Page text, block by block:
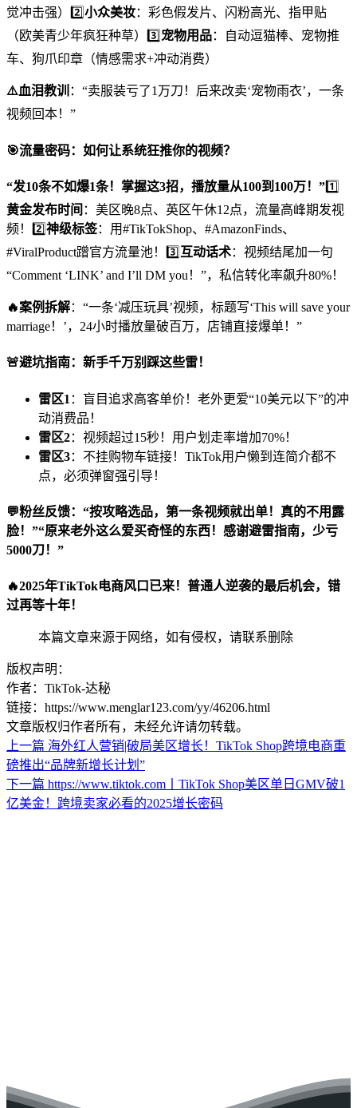
觉冲击强）2️⃣ 小众美妆：彩色假发片、闪粉高光、指甲贴
（欧美青少年疯狂种草）3️⃣ 宠物用品：自动逗猫棒、宠物推
车、狗爪印章（情感需求+冲动消费）
⚠️血泪教训 ：“卖服装亏了1万刀！后来改卖‘宠物雨衣’，一条
视频回本！”
🎯流量密码：如何让系统狂推你的视频？
“发10条不如爆1条！掌握这3招，播放量从100到100万！”1️⃣
黄金发布时间 ：美区晚8点、英区午休12点，流量高峰期发视
频！2️⃣神级标签：用#TikTokShop、#AmazonFinds、
#ViralProduct蹭官方流量池！3️⃣ 互动话术：视频结尾加一句
“Comment ‘LINK’ and I’ll DM you！”，私信转化率飙升80%！
🔥案例拆解：“一条‘减压玩具’视频，标题写‘This will save your
marriage！’，24小时播放量破百万，店铺直接爆单！”
🚨避坑指南：新手千万别踩这些雷！
雷区1 ：盲目追求高客单价！老外更爱“10美元以下”的冲
动消费品！
雷区2：视频超过15秒！用户划走率增加70%！
雷区3：不挂购物车链接！TikTok用户懒到连简介都不
点，必须弹窗强引导！
💬粉丝反馈：“按攻略选品，第一条视频就出单！真的不用露
脸！”“原来老外这么爱买奇怪的东西！感谢避雷指南，少亏
5000刀！”
🔥2025年TikTok电商风口已来！ 普通人逆袭的最后机会，错
过再等十年！
本篇文章来源于网络，如有侵权，请联系删除
版权声明：
作者：TikTok-达秘
链接：https://www.menglar123.com/yy/46206.html
文章版权归作者所有，未经允许请勿转载。
上一篇 海外红人营销|破局美区增长！TikTok Shop跨境电商重
磅推出“品牌新增长计划”
下一篇 https://www.tiktok.com丨TikTok Shop美区单日GMV破1
亿美金！跨境卖家必看的2025增长密码